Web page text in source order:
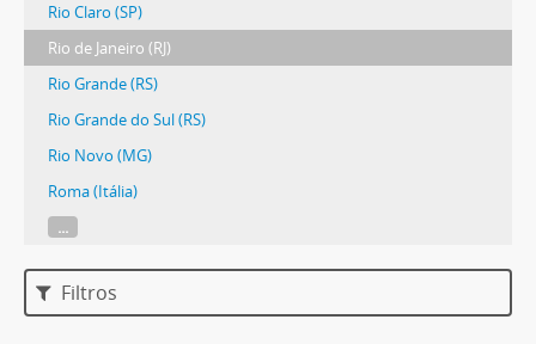
Rio Claro (SP)
Rio de Janeiro (RJ)
Rio Grande (RS)
Rio Grande do Sul (RS)
Rio Novo (MG)
Roma (Itália)
...
Filtros